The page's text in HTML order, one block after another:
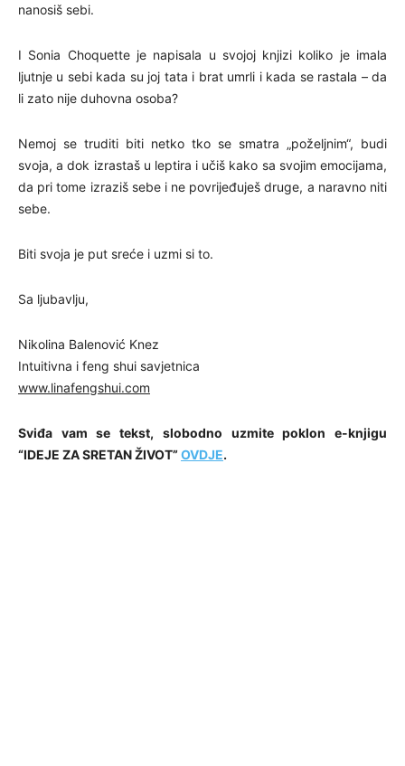
nanosiš sebi.
I Sonia Choquette je napisala u svojoj knjizi koliko je imala
ljutnje u sebi kada su joj tata i brat umrli i kada se rastala – da
li zato nije duhovna osoba?
Nemoj se truditi biti netko tko se smatra „poželjnim“, budi
svoja, a dok izrastaš u leptira i učiš kako sa svojim emocijama,
da pri tome izraziš sebe i ne povrijeđuješ druge, a naravno niti
sebe.
Biti svoja je put sreće i uzmi si to.
Sa ljubavlju,
Nikolina Balenović Knez
Intuitivna i feng shui savjetnica
www.linafengshui.com
Sviđa vam se tekst, slobodno uzmite poklon e-knjigu
“IDEJE ZA SRETAN ŽIVOT”OVDJE.